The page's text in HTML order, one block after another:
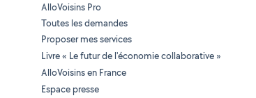
AlloVoisins Pro
Toutes les demandes
Proposer mes services
Livre « Le futur de l'économie collaborative »
AlloVoisins en France
Espace presse